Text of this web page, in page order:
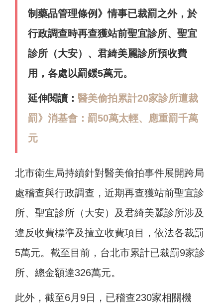
制藥品管理條例》情事已裁罰之外，於
行政調查時再查獲站前聖宜診所、聖宜
診所（大安）、君綺美麗診所預收費
用，各處以罰鍰5萬元。
延伸閱讀： 醫美偷拍累計20家診所遭裁
罰》消基會：罰50萬太輕、應重罰千萬
元
北市衛生局持續針對醫美偷拍事件展開跨局
處稽查與行政調查，近期再查獲站前聖宜診
所、聖宜診所（大安）及君綺美麗診所涉及
違反收費標準及擅立收費項目，依法各裁罰
5萬元。截至目前，台北市累計已裁罰9家診
所、總金額達326萬元。
此外，截至6月9日，已稽查230家相關機